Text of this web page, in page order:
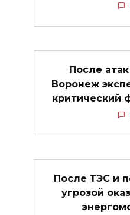
После
Воронеж
критический
После ТЭС и
угрозой